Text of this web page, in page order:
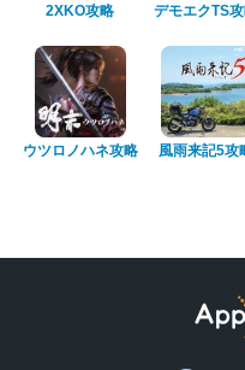
2XKO攻略 デモエクTS
ウツロノハネ攻略 風雨来記5攻